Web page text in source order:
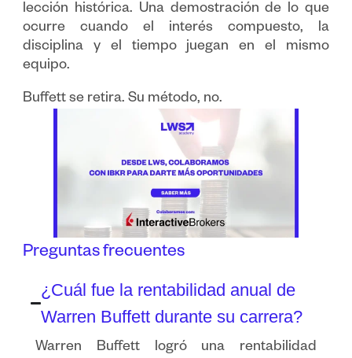
lección histórica. Una demostración de lo que
ocurre cuando el interés compuesto, la
disciplina y el tiempo juegan en el mismo
equipo.
Buffett se retira. Su método, no.
Preguntas frecuentes
¿Cuál fue la rentabilidad anual de
Warren Buffett durante su carrera?
Warren Buffett logró una rentabilidad